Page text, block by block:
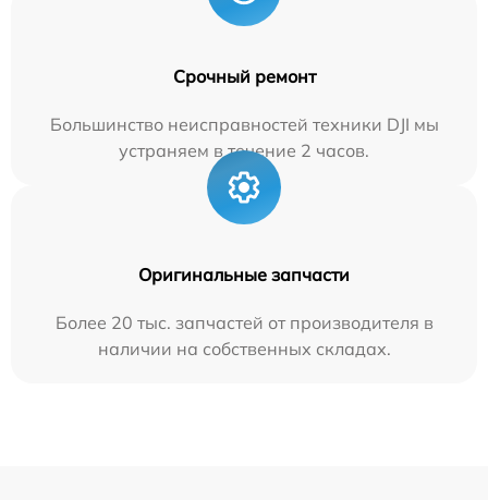
Срочный ремонт
Большинство неисправностей техники DJI мы
устраняем в течение 2 часов.
Оригинальные запчасти
Более 20 тыс. запчастей от производителя в
наличии на собственных складах.